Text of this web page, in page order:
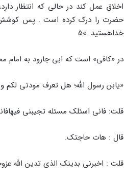
اخلاق عمل کند در حالی که انتظار
حضرت را درک کرده است . پس کوشش
خداهستید .»5
در «کافی» است که ابی جارود به امام
«یابن رسول الله؛ هل تعرف مودتی لکم
قلت: فانی اسئلک مسئله تجیبنی
قال : هات حاجتک.
قلت : اخبرنی بدینک الذی تدین الله